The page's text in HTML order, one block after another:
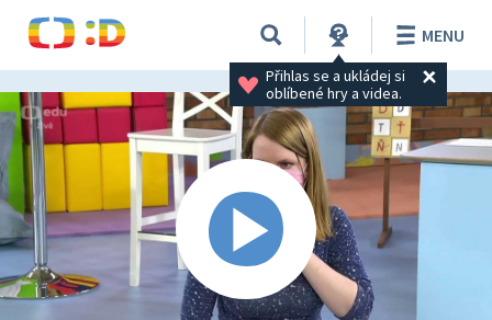
Přihlas se a ukládej si
oblíbené hry a videa.
MENU